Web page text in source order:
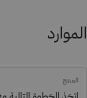
الموارد
المنتج